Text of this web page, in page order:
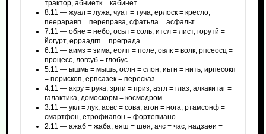
трактор, абниетк = кабинет
8.11 — жуал = лужа, чуат = туча, ерлоск = кресло,
пеераравп = переправа, сфатьла = асфальт
7.11 — обне = небо, осьл = соль, итсл = лист, горутй =
йогурт, ерраадгп = преграда
6.11 — аимз = зима, еолп = поле, овлк = волк, рпсеосц =
процесс, логсуб = глобус
5.11 — ышмь = мышь, ослн = слон, иьтн = нить, ирпесокп
= перископ, ерпсазек = пересказ
4.11 — акру = рука, зрпи = приз, азгл = глаз, алкакитаг =
галактика, домоскорм = космодром
3.11 — укл = лук, аовс = сова, агон = нога, ртамсонф =
смартфон, етрофиапон = фортепиано
2.11 — ажаб = жаба; еяш = шея; ачс = час; надзаеи =